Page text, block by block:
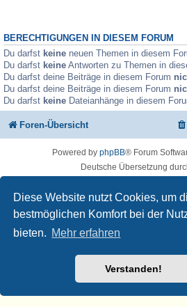
Diese Website nutzt Cookies, um
bestmöglichen Komfort bei der
bieten. Mehr erfahren
Verstanden!
BERECHTIGUNGEN IN DIESEM FORUM
Du darfst keine neuen Themen in diesem
Du darfst keine Antworten zu Themen in
Du darfst deine Beiträge in diesem Forum
Du darfst deine Beiträge in diesem Forum
Du darfst keine Dateianhänge in diesem
Foren-Übersicht
Powered by phpBB® Forum
Deutsche Übersetzung
🧡 🎵 💚